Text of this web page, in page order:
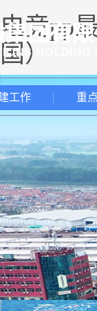
电竞pp
国）
工作 重